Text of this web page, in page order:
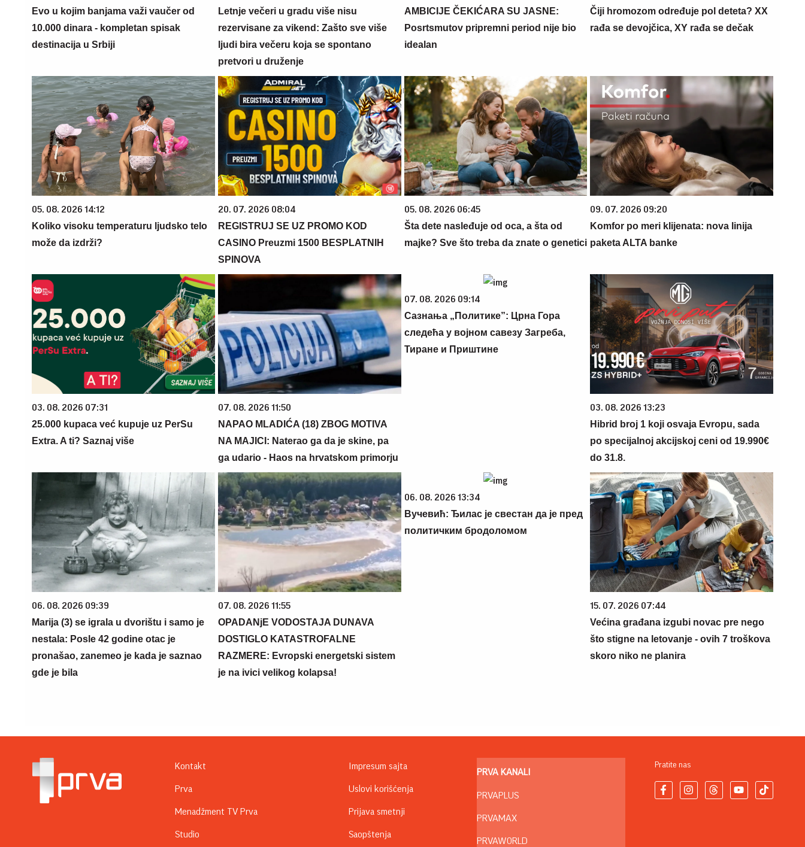
Evo u kojim banjama važi vaučer od
10.000 dinara - kompletan spisak
destinacija u Srbiji
Letnje večeri u gradu više nisu
rezervisane za vikend: Zašto sve više
ljudi bira večeru koja se spontano
pretvori u druženje
AMBICIJE ČEKIĆARA SU JASNE:
Posrtsmutov pripremni period nije bio
idealan
Čiji hromozom određuje pol deteta? XX
rađa se devojčica, XY rađa se dečak
05. 08. 2026 14:12
Koliko visoku temperaturu ljudsko telo
može da izdrži?
20. 07. 2026 08:04
REGISTRUJ SE UZ PROMO KOD
CASINO Preuzmi 1500 BESPLATNIH
SPINOVA
05. 08. 2026 06:45
Šta dete nasleđuje od oca, a šta od
majke? Sve što treba da znate o genetici
09. 07. 2026 09:20
Komfor po meri klijenata: nova linija
paketa ALTA banke
03. 08. 2026 07:31
25.000 kupaca već kupuje uz PerSu
Extra. A ti? Saznaj više
07. 08. 2026 11:50
NAPAO MLADIĆA (18) ZBOG MOTIVA
NA MAJICI: Naterao ga da je skine, pa
ga udario - Haos na hrvatskom primorju
07. 08. 2026 09:14
Сазнања „Политике”: Црна Гора
следећа у војном савезу Загреба,
Тиране и Приштине
03. 08. 2026 13:23
Hibrid broj 1 koji osvaja Evropu, sada
po specijalnoj akcijskoj ceni od 19.990€
do 31.8.
06. 08. 2026 09:39
Marija (3) se igrala u dvorištu i samo je
nestala: Posle 42 godine otac je
pronašao, zanemeo je kada je saznao
gde je bila
07. 08. 2026 11:55
OPADANjE VODOSTAJA DUNAVA
DOSTIGLO KATASTROFALNE
RAZMERE: Evropski energetski sistem
je na ivici velikog kolapsa!
06. 08. 2026 13:34
Вучевић: Ђилас је свестан да је пред
политичким бродоломом
15. 07. 2026 07:44
Većina građana izgubi novac pre nego
što stigne na letovanje - ovih 7 troškova
skoro niko ne planira
Kontakt
Prva
Menadžment TV Prva
Studio
Impresum sajta
Uslovi korišćenja
Prijava smetnji
Saopštenja
PRVA KANALI
PRVAPLUS
PRVAMAX
PRVAWORLD
Pratite nas